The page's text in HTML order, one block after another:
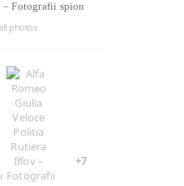
Fotografii spion
photos
+7